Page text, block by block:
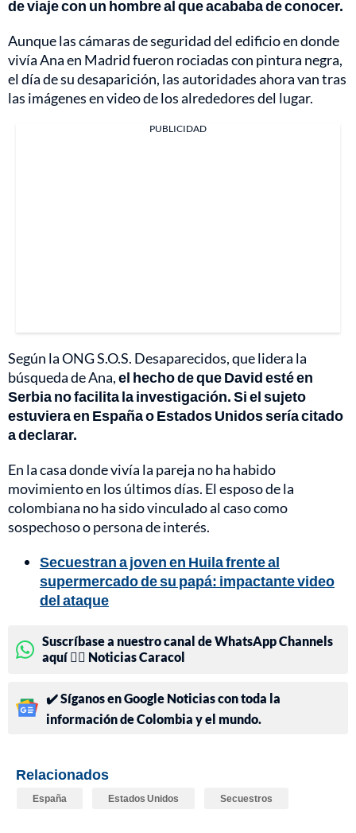
de viaje con un hombre al que acababa de conocer.
Aunque las cámaras de seguridad del edificio en donde
vivía Ana en Madrid fueron rociadas con pintura negra,
el día de su desaparición, las autoridades ahora van tras
las imágenes en video de los alrededores del lugar.
PUBLICIDAD
Según la ONG S.O.S. Desaparecidos, que lidera la
búsqueda de Ana,el hecho de que David esté en
Serbia no facilita la investigación. Si el sujeto
estuviera en España o Estados Unidos sería citado
a declarar.
En la casa donde vivía la pareja no ha habido
movimiento en los últimos días. El esposo de la
colombiana no ha sido vinculado al caso como
sospechoso o persona de interés.
Secuestran a joven en Huila frente al
supermercado de su papá: impactante video
del ataque
Suscríbase a nuestro canal de WhatsApp Channels
aquí 👉🏻 Noticias Caracol
✔️ Síganos en Google Noticias con toda la
información de Colombia y el mundo.
Relacionados
España Estados Unidos Secuestros